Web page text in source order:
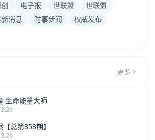
电子报 世联盟
世联盟
消息 时事新闻
权威发布
更多 >
武影醫三星 生命能量大師
3.2k
总第353期】
3.2k